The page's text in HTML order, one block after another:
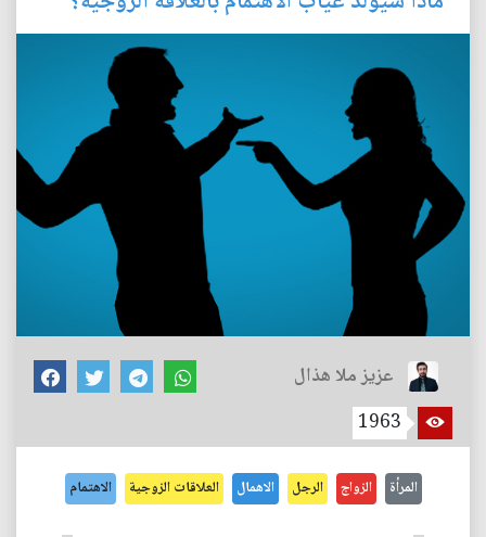
عزيز ملا هذال
1963
المرأة الزواج الرجل الاهمال العلاقات الزوجية الاهتمام